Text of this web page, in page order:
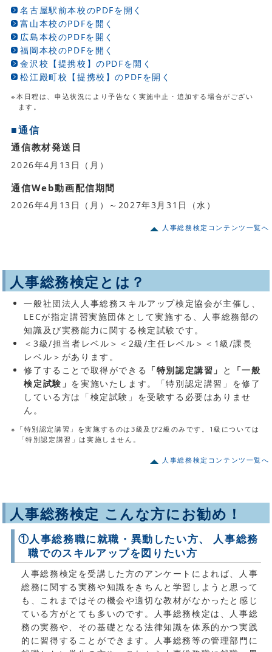
名古屋駅前本校のPDFを開く
富山本校のPDFを開く
広島本校のPDFを開く
福岡本校のPDFを開く
金沢校【提携校】のPDFを開く
松江殿町校【提携校】のPDFを開く
※本日程は、申込状況により予告なく実施中止・追加する場合がござい
ます。
■通信
通信教材発送日
2026年4月13日（月）
通信Web動画配信期間
2026年4月13日（月）～2027年3月31日（水）
人事総務検定コンテンツ一覧へ
人事総務検定とは？
一般社団法人人事総務スキルアップ検定協会が主催し、
LECが指定講習実施団体として実施する、人事総務部の
知識及び実務能力に関する検定試験です。
＜3級/担当者レベル＞＜2級/主任レベル＞＜1級/課長
レベル＞があります。
修了することで取得ができる 「特別認定講習」 と
「一般
検定試験」 を実施いたします。「特別認定講習」を修了
している方は「検定試験」を受験する必要はありませ
ん。
※「特別認定講習」を実施するのは3級及び2級のみです。1級については
「特別認定講習」は実施しません。
人事総務検定コンテンツ一覧へ
人事総務検定 こんな方にお勧め！
①人事総務職に就職・異動したい方、 人事総務
職でのスキルアップを図りたい方
人事総務検定を受講した方のアンケートによれば、人事
総務に関する実務や知識をきちんと学習しようと思って
も、これまではその機会や適切な教材がなかったと感じ
ている方がとても多いのです。人事総務検定は、人事総
務の実務や、その基礎となる法律知識を体系的かつ実践
的に習得することができます。人事総務等の管理部門に